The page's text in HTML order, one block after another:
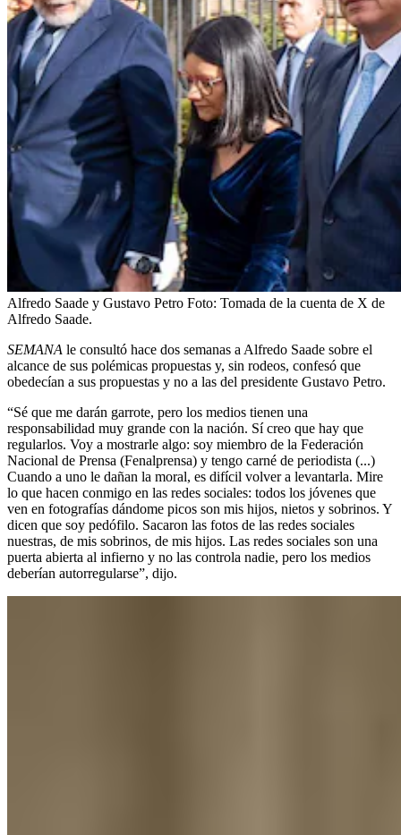
Alfredo Saade y Gustavo Petro Foto: Tomada de la cuenta de X de
Alfredo Saade.
SEMANA le consultó hace dos semanas a Alfredo Saade sobre el
alcance de sus polémicas propuestas y, sin rodeos, confesó que
obedecían a sus propuestas y no a las del presidente Gustavo Petro.
“Sé que me darán garrote, pero los medios tienen una
responsabilidad muy grande con la nación. Sí creo que hay que
regularlos. Voy a mostrarle algo: soy miembro de la Federación
Nacional de Prensa (Fenalprensa) y tengo carné de periodista (...)
Cuando a uno le dañan la moral, es difícil volver a levantarla. Mire
lo que hacen conmigo en las redes sociales: todos los jóvenes que
ven en fotografías dándome picos son mis hijos, nietos y sobrinos. Y
dicen que soy pedófilo. Sacaron las fotos de las redes sociales
nuestras, de mis sobrinos, de mis hijos. Las redes sociales son una
puerta abierta al infierno y no las controla nadie, pero los medios
deberían autorregularse”, dijo.